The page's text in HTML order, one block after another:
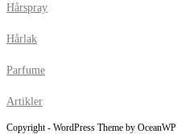
Hårspray
Hårlak
Parfume
Artikler
Copyright - WordPress Theme by OceanWP